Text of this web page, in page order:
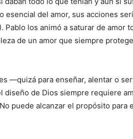
del amor, sus acciones
los animó a saturar de amor
de un amor que siempre
—quizá para enseñar, alentar o
de Dios siempre requiere
puede alcanzar el propósito para